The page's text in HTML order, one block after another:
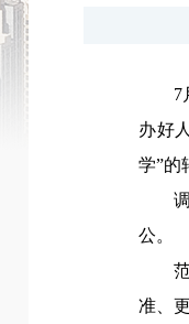
7
办好
学”的
公。
准、